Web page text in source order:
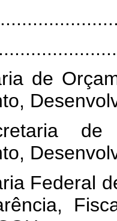
de
de
Federal